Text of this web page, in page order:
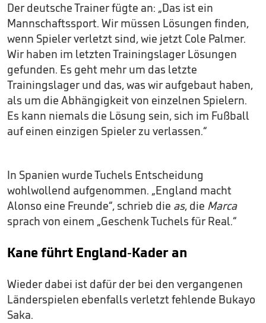
Der deutsche Trainer fügte an: „Das ist ein
Mannschaftssport. Wir müssen Lösungen finden,
wenn Spieler verletzt sind, wie jetzt Cole Palmer.
Wir haben im letzten Trainingslager Lösungen
gefunden. Es geht mehr um das letzte
Trainingslager und das, was wir aufgebaut haben,
als um die Abhängigkeit von einzelnen Spielern.
Es kann niemals die Lösung sein, sich im Fußball
auf einen einzigen Spieler zu verlassen.“
In Spanien wurde Tuchels Entscheidung
wohlwollend aufgenommen. „England macht
Alonso eine Freunde“, schrieb die as, die Marca
sprach von einem „Geschenk Tuchels für Real.“
Kane führt England-Kader an
Wieder dabei ist dafür der bei den vergangenen
Länderspielen ebenfalls verletzt fehlende Bukayo
Saka.